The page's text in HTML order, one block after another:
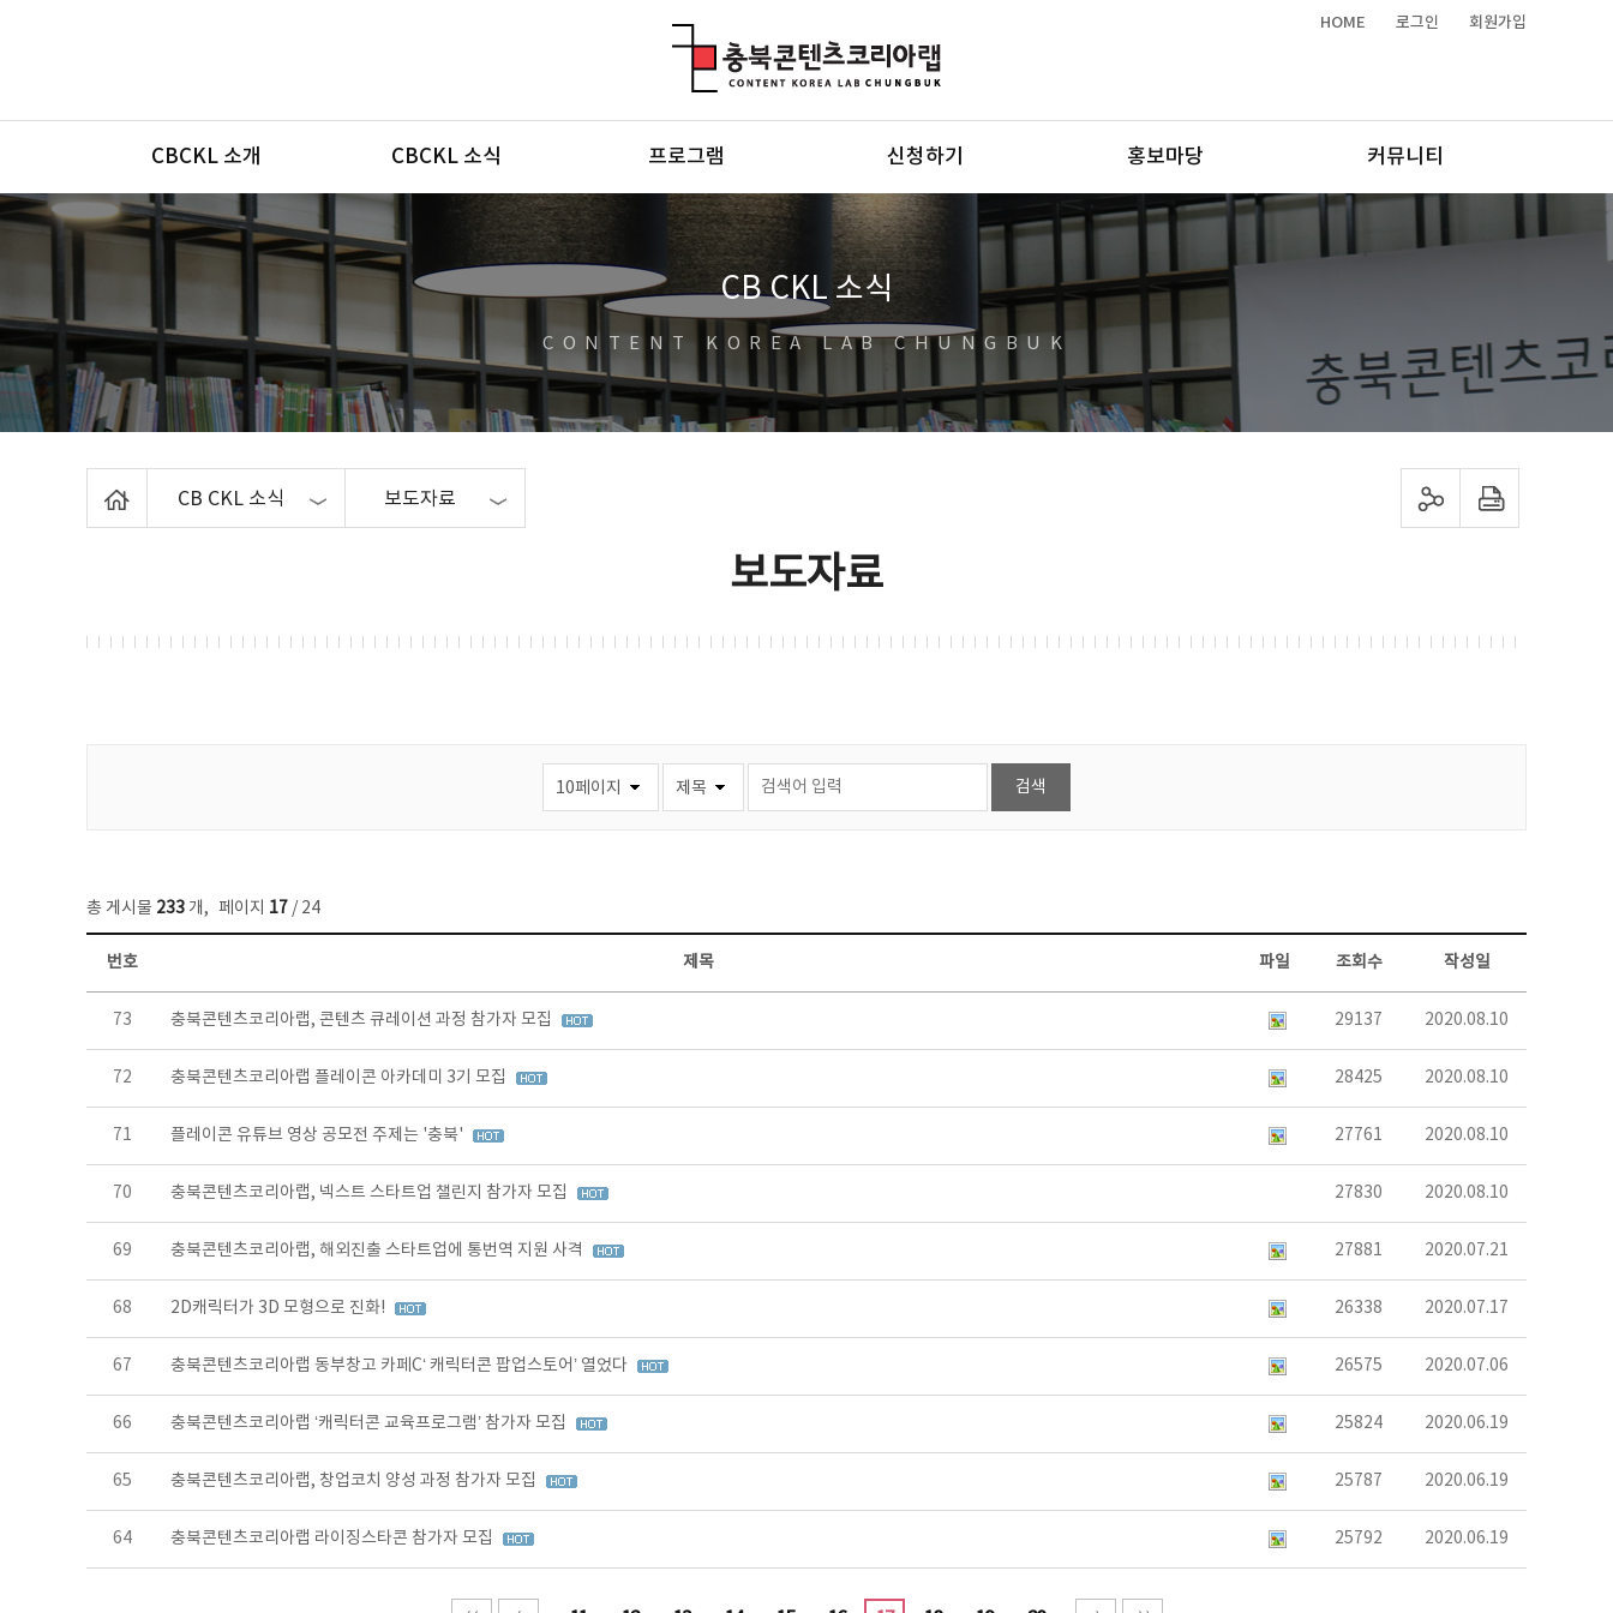
HOME 로그인 회원가입
메뉴
CBCKL 소개 CBCKL 소식 프로그램 신청하기 홍보마당 커뮤니티
CB CKL 소식
CONTENT KOREA LAB CHUNGBUK
CB CKL 소식 보도자료 sns 공유하기 프린트하기
보도자료
총 게시물 233 개, 페이지 17 / 24
보도자료 목록 - 번호, 제목, 작성자, 파일, 조회수, 작성일 정보 제공
번호 제목 파일 조회수 작성일
73 충북콘텐츠코리아랩, 콘텐츠 큐레이션 과정 참가자 모집 29137 2020.08.10
72 충북콘텐츠코리아랩 플레이콘 아카데미 3기 모집 28425 2020.08.10
71 플레이콘 유튜브 영상 공모전 주제는 '충북' 27761 2020.08.10
70 충북콘텐츠코리아랩, 넥스트 스타트업 챌린지 참가자 모집 27830 2020.08.10
69 충북콘텐츠코리아랩, 해외진출 스타트업에 통번역 지원 사격 27881 2020.07.21
68 2D캐릭터가 3D 모형으로 진화! 26338 2020.07.17
67 충북콘텐츠코리아랩 동부창고 카페C‘ 캐릭터콘 팝업스토어’ 열었다 26575 2020.07.06
66 충북콘텐츠코리아랩 ‘캐릭터콘 교육프로그램’ 참가자 모집 25824 2020.06.19
65 충북콘텐츠코리아랩, 창업코치 양성 과정 참가자 모집 25787 2020.06.19
64 충북콘텐츠코리아랩 라이징스타콘 참가자 모집 25792 2020.06.19